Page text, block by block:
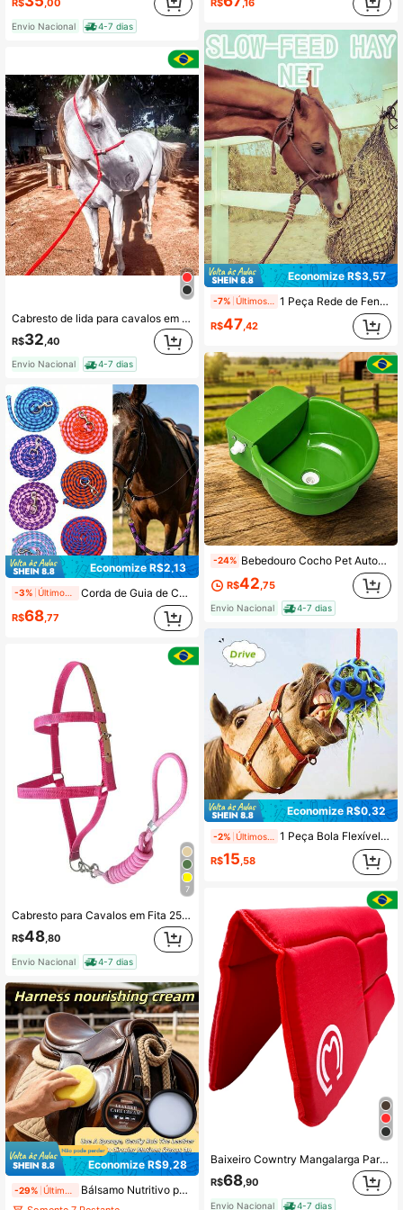
R$ ,00
Envio Nacional 4-7 dias
Cabresto de lida para cavalos em cordas poli 10mm ajustável
R$32 ,40
Envio Nacional 4-7 dias
Economize R$2,13
-3% Corda de Guia de Cavalo em Nylon Tecida à Mão, Corda de Guia Equestre Resistente ao Desgaste e Anti-Puxão, Corda de Treinamento de Amarrar Cavalo de Rancho ao Ar Livre, Corda de Guia de Treinamento Macia e Resistente, Adequada para Uso em Treinamento de Montaria Equestre
R$68 ,77
7
Cabresto para Cavalos em Fita 25mm dupla com Regulagens em Couro Legítimo + Cabo Removível
R$48,80
Envio Nacional 4-7 dias
Economize R$9,28
-29% Bálsamo Nutritivo para Couro com Esponja - Condicionamento Profundo para Couro Seco e Rígido para Selas, Botas, Bolsas, Cintos e Couro do Dia a Dia - Fácil de Aplicar
R$ ,16
Economize R$3,57
-7% Últimos 1 dias 1 Peça Rede de Feno de Alimentação Lenta Preta, Ajuste Livre da Posição dos Furos, Adequado. Armazenamento de Forragem Pendurada Durável, Bolsa de Alimentação Reduz o Desperdício. Rede Trançada Resistente para Gado, Reboque, Estábulo, Piquete, Rede de Feno de Alimentação Lenta, Bolsa de Alimentação para Cavalos e Cabras.
R$47 ,42
-24% Bebedouro Cocho Pet Automático com Boia 7 Litros para Cães Gatos Cavalos Suínos Gado
R$42 ,75
Envio Nacional 4-7 dias
Economize R$0,32
-2% 1 Peça Bola Flexível de Borracha para Alimentação de Feno com Corda de Suspensão, Bola de Alimentação de Feno para Cavalos, Cabras, Ovelhas, Reduz o Desperdício de Feno para Alimentadores de Feno de Fazenda e Celeiro
R$15,58
Baixeiro Cowntry Mangalarga Para Cavalos Montaria Cavalgada
R$68,90
Envio Nacional 4-7 dias